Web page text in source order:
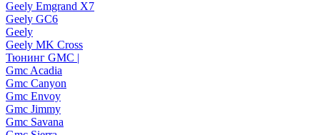
Geely Emgrand X7
Geely GC6
Geely
Geely MK Cross
Тюнинг GMC |
Gmc Acadia
Gmc Canyon
Gmc Envoy
Gmc Jimmy
Gmc Savana